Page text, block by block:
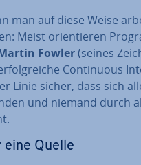
man auf diese Weise
Meist ori­en­tie­ren
Fowler(seines
Con­ti­nuous
Linie sicher, dass sich
und niemand durch
eine Quelle